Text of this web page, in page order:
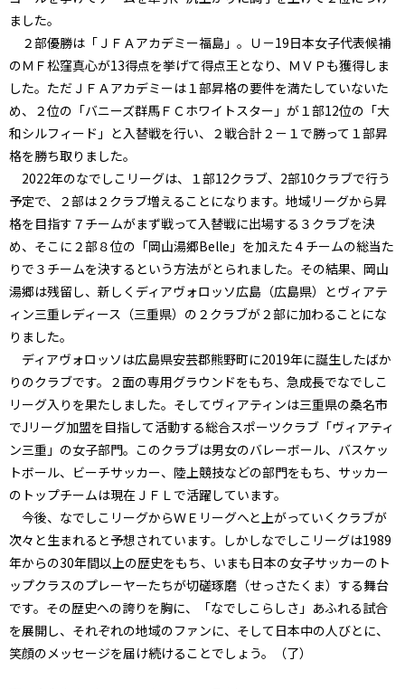
ました。
２部優勝は「ＪＦＡアカデミー福島」。Ｕ－19日本女子代表候補
のＭＦ松窪真心が13得点を挙げて得点王となり、ＭＶＰも獲得しま
した。ただＪＦＡアカデミーは１部昇格の要件を満たしていないた
め、２位の「バニーズ群馬ＦＣホワイトスター」が１部12位の「大
和シルフィード」と入替戦を行い、２戦合計２－１で勝って１部昇
格を勝ち取りました。
2022年のなでしこリーグは、１部12クラブ、2部10クラブで行う
予定で、２部は２クラブ増えることになります。地域リーグから昇
格を目指す７チームがまず戦って入替戦に出場する３クラブを決
め、そこに２部８位の「岡山湯郷Belle」を加えた４チームの総当た
りで３チームを決するという方法がとられました。その結果、岡山
湯郷は残留し、新しくディアヴォロッソ広島（広島県）とヴィアテ
ィン三重レディース（三重県）の２クラブが２部に加わることにな
りました。
ディアヴォロッソは広島県安芸郡熊野町に2019年に誕生したばか
りのクラブです。２面の専用グラウンドをもち、急成長でなでしこ
リーグ入りを果たしました。そしてヴィアティンは三重県の桑名市
でJリーグ加盟を目指して活動する総合スポーツクラブ「ヴィアティ
ン三重」の女子部門。このクラブは男女のバレーボール、バスケッ
トボール、ビーチサッカー、陸上競技などの部門をもち、サッカー
のトップチームは現在ＪＦＬで活躍しています。
今後、なでしこリーグからＷＥリーグへと上がっていくクラブが
次々と生まれると予想されています。しかしなでしこリーグは1989
年からの30年間以上の歴史をもち、いまも日本の女子サッカーのト
ップクラスのプレーヤーたちが切磋琢磨（せっさたくま）する舞台
です。その歴史への誇りを胸に、「なでしこらしさ」あふれる試合
を展開し、それぞれの地域のファンに、そして日本中の人びとに、
笑顔のメッセージを届け続けることでしょう。（了）